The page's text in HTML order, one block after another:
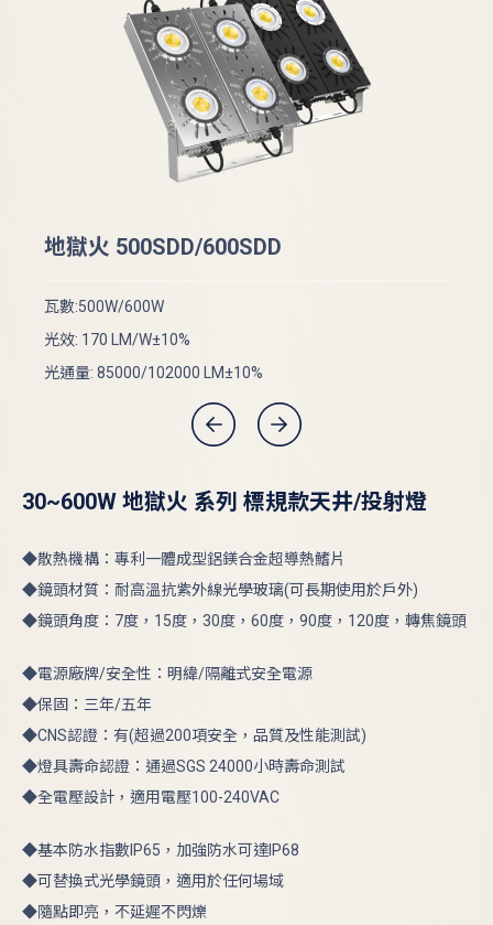
地獄火 500SDD/600SDD
瓦數:500W/600W
光效: 170 LM/W±10%
光通量: 85000/102000 LM±10%
30~600W 地獄火 系列 標規款天井/投射燈
◆散熱機構：專利一體成型鋁鎂合金超導熱鰭片
◆鏡頭材質：耐高溫抗紫外線光學玻璃(可長期使用於戶外)
◆鏡頭角度：7度，15度，30度，60度，90度，120度，轉焦鏡頭
◆電源廠牌/安全性：明緯/隔離式安全電源
◆保固：三年/五年
◆CNS認證：有(超過200項安全，品質及性能測試)
◆燈具壽命認證：通過SGS 24000小時壽命測試
◆全電壓設計，適用電壓100-240VAC
◆基本防水指數IP65，加強防水可達IP68
◆可替換式光學鏡頭，適用於任何場域
◆隨點即亮，不延遲不閃爍